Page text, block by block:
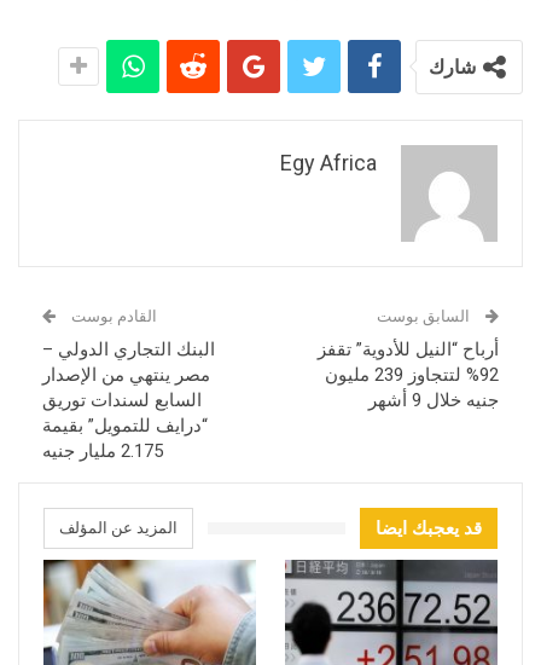
شارك
Egy Africa
السابق بوست
أرباح “النيل للأدوية” تقفز
92% لتتجاوز 239 مليون
جنيه خلال 9 أشهر
القادم بوست
البنك التجاري الدولي –
مصر ينتهي من الإصدار
السابع لسندات توريق
“درايف للتمويل” بقيمة
2.175 مليار جنيه
قد يعجبك ايضا المزيد عن المؤلف